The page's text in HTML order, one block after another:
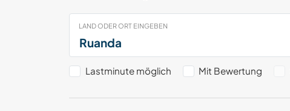
LAND ODER ORT EINGEBEN
Lastminute möglich Mit Bewertung